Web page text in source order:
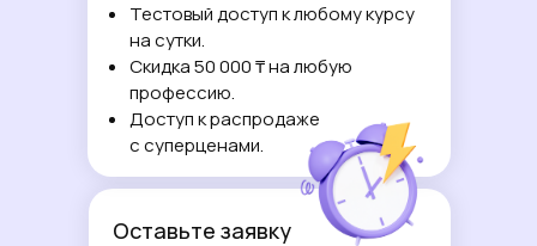
Оставьте заявку
Тестовый доступ к любому курсу
на сутки.
Скидка 50 000 ₸ на любую
профессию.
Доступ к распродаже
с суперценами.